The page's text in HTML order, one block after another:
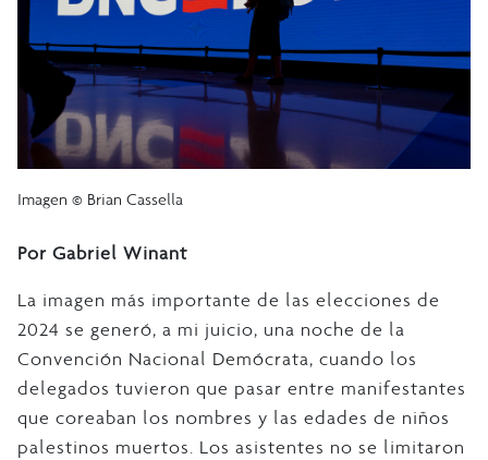
Imagen © Brian Cassella
Por Gabriel Winant
La imagen más importante de las elecciones de
2024 se generó, a mi juicio, una noche de la
Convención Nacional Demócrata, cuando los
delegados tuvieron que pasar entre manifestantes
que coreaban los nombres y las edades de niños
palestinos muertos. Los asistentes no se limitaron